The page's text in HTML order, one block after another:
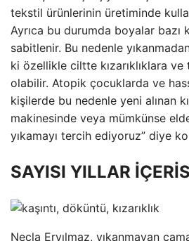
tekstil ürünlerinin üretiminde
Ayrıca bu durumda boyalar bazı
sabitlenir. Bu nedenle
ki özellikle ciltte kızarıklıklara
olabilir. Atopik çocuklarda ve
kişilerde bu nedenle yeni alınan
makinesinde veya mümkünse
yıkamayı tercih ediyoruz” diye
SAYISI YILLAR
Necla Eryılmaz, yıkanmayan